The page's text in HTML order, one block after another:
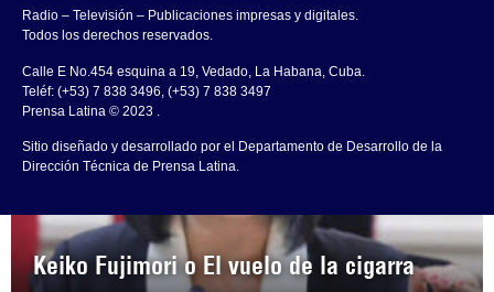
Keiko Fujimori o El vuelo de la cigarra
Radio – Televisión – Publicaciones impresas y digitales.
Todos los derechos reservados.
Calle E No.454 esquina a 19, Vedado, La Habana, Cuba.
Teléf: (+53) 7 838 3496, (+53) 7 838 3497
Prensa Latina © 2023 .
Sitio diseñado y desarrollado por el Departamento de Desarrollo de la
Dirección Técnica de Prensa Latina.